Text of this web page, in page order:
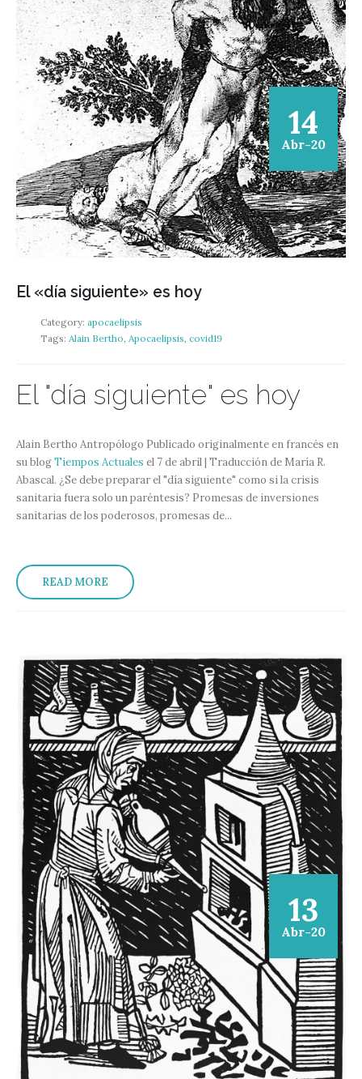
14
Abr-20
El «día siguiente» es hoy
Category: apocaelipsis
Tags: Alain Bertho, Apocaelipsis, covid19
El "día siguiente" es hoy
Alain Bertho Antropólogo Publicado originalmente en francés en
su blogTiempos Actuales el 7 de abril | Traducción de María R.
Abascal. ¿Se debe preparar el "día siguiente" como si la crisis
sanitaria fuera solo un paréntesis? Promesas de inversiones
sanitarias de los poderosos, promesas de...
READ MORE
13
Abr-20